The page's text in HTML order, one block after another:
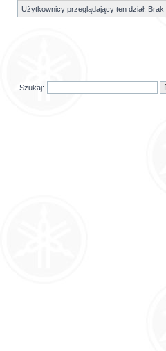
Użytkownicy przeglądający ten dział:
Szukaj: